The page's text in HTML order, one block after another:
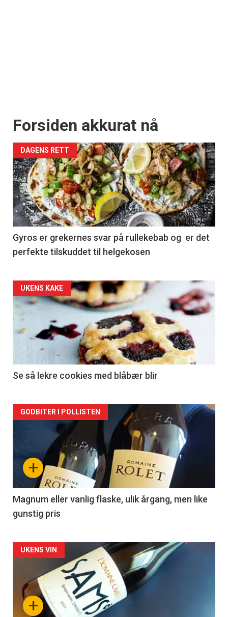
Forsiden akkurat nå
DAGENS RETT
Gyros er grekernes svar på rullekebab og er det
perfekte tilskuddet til helgekosen
Forsiden
akkurat
nå
2
UKENS KAKE
Se så lekre cookies med blåbær blir
Forsiden
akkurat
nå
3
+
GODBITER I POLLISTEN
Magnum eller vanlig flaske, ulik årgang, men like
gunstig pris
Forsiden
akkurat
nå+
UKENS VIN